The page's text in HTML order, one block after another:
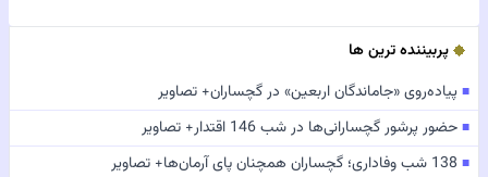
پربیننده ترین ها
■ پیاده‌روی «جاماندگان اربعین» در گچساران+ تصاویر
■ حضور پرشور گچسارانی‌ها در شب 146 اقتدار+ تصاویر
■ 138 شب وفاداری؛ گچساران همچنان پای آرمان‌ها+ تصاویر